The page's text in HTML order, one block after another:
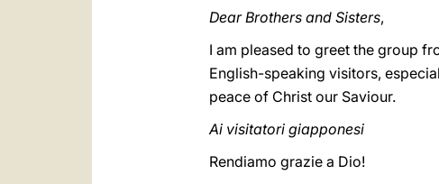
Dear Brothers and Sisters,
I am pleased to greet the group
English-speaking visitors,
peace of Christ our Saviour.
Ai visitatori giapponesi
Rendiamo grazie a Dio!